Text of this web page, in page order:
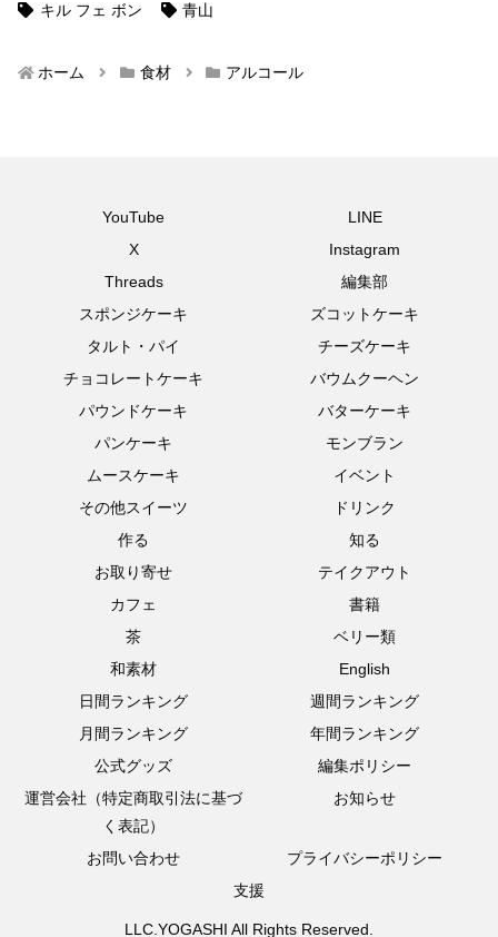
キル フェ ボン 青山
ホーム 食材 アルコール
YouTube
LINE
X
Instagram
Threads
編集部
スポンジケーキ
ズコットケーキ
タルト・パイ
チーズケーキ
チョコレートケーキ
バウムクーヘン
パウンドケーキ
バターケーキ
パンケーキ
モンブラン
ムースケーキ
イベント
その他スイーツ
ドリンク
作る
知る
お取り寄せ
テイクアウト
カフェ
書籍
茶
ベリー類
和素材
English
日間ランキング
週間ランキング
月間ランキング
年間ランキング
公式グッズ
編集ポリシー
運営会社（特定商取引法に基づ
く表記）
お知らせ
お問い合わせ
プライバシーポリシー
支援
LLC.YOGASHI All Rights Reserved.